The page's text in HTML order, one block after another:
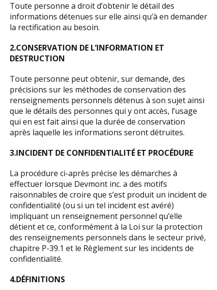
Toute personne a droit d’obtenir le détail des
informations détenues sur elle ainsi qu’à en demander
la rectification au besoin.
2.CONSERVATION DE L’INFORMATION ET
DESTRUCTION
Toute personne peut obtenir, sur demande, des
précisions sur les méthodes de conservation des
renseignements personnels détenus à son sujet ainsi
que le détails des personnes qui y ont accès, l’usage
qui en est fait ainsi que la durée de conservation
après laquelle les informations seront détruites.
3.INCIDENT DE CONFIDENTIALITÉ ET PROCÉDURE
La procédure ci-après précise les démarches à
effectuer lorsque Devmont inc. a des motifs
raisonnables de croire que s’est produit un incident de
confidentialité (ou si un tel incident est avéré)
impliquant un renseignement personnel qu’elle
détient et ce, conformément à la Loi sur la protection
des renseignements personnels dans le secteur privé,
chapitre P-39.1 et le Règlement sur les incidents de
confidentialité.
4.DÉFINITIONS